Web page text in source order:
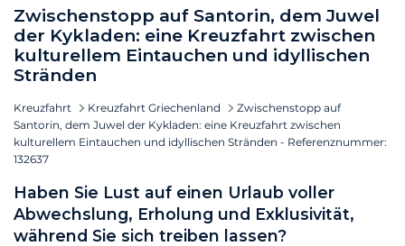
Zwischenstopp auf Santorin, dem Juwel
der Kykladen: eine Kreuzfahrt zwischen
kulturellem Eintauchen und idyllischen
Stränden
Kreuzfahrt Kreuzfahrt Griechenland
Zwischenstopp auf
Santorin, dem Juwel der Kykladen: eine Kreuzfahrt zwischen
kulturellem Eintauchen und idyllischen Stränden - Referenznummer:
132637
Haben Sie Lust auf einen Urlaub voller
Abwechslung, Erholung und Exklusivität,
während Sie sich treiben lassen?